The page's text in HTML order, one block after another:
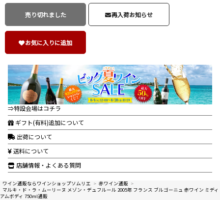
売り切れました 再入荷お知らせ
お気に入りに追加
⇒特設会場はコチラ
ギフト(有料)追加について
出荷について
送料について
店舗情報・よくある質問
ワイン通販ならワインショップソムリエ > 赤ワイン通販 >
マルキ・ド・ラ・ムーリーヌ メゾン・デュフルール 2005年 フランス ブルゴーニュ 赤ワイン ミディ
アムボディ 750ml通販